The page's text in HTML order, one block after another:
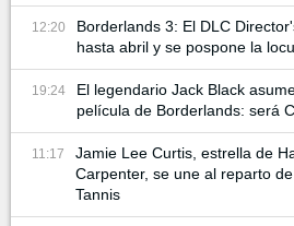
12:20
Borderlands 3: El DLC
hasta abril y se pospone la
19:24
El legendario Jack Black
película de Borderlands: será
11:17
Jamie Lee Curtis, estrella de
Carpenter, se une al reparto
Tannis